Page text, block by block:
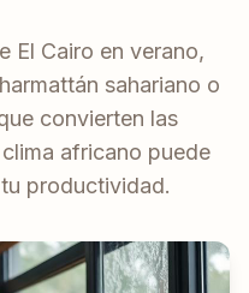
El Cairo en verano,
sahariano o
convierten las
africano puede
productividad.